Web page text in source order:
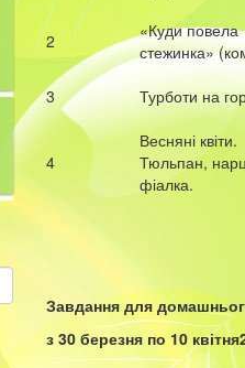
2
«Куди повела
стежинка»
3
Турботи на
4
Весняні квіти.
Тюльпан,
фіалка.
Завдання для
з 30 березня по 10